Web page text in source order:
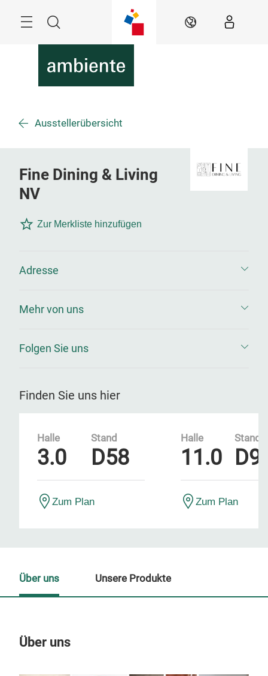
Suche DE
Ausstellerübersicht
Fine Dining & Living
NV
Zur Merkliste hinzufügen
Adresse
Mehr von uns
Folgen Sie uns
Finden Sie uns hier
Halle
3.0
Stand
D58
Zum Plan
Halle
11.0
Stand
Zum Plan
Über uns
Über uns Unsere Produkte